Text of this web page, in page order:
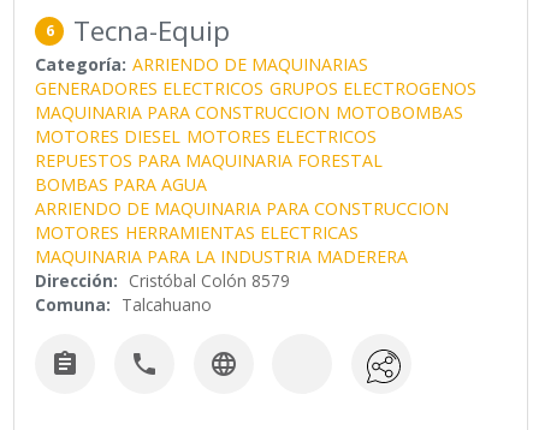
6 Tecna-Equip
Categoría: ARRIENDO DE MAQUINARIAS
GENERADORES ELECTRICOS GRUPOS ELECTROGENOS
MAQUINARIA PARA CONSTRUCCION MOTOBOMBAS
MOTORES DIESEL MOTORES ELECTRICOS
REPUESTOS PARA MAQUINARIA FORESTAL
BOMBAS PARA AGUA
ARRIENDO DE MAQUINARIA PARA CONSTRUCCION
MOTORES HERRAMIENTAS ELECTRICAS
MAQUINARIA PARA LA INDUSTRIA MADERERA
Dirección: Cristóbal Colón 8579
Comuna: Talcahuano
  